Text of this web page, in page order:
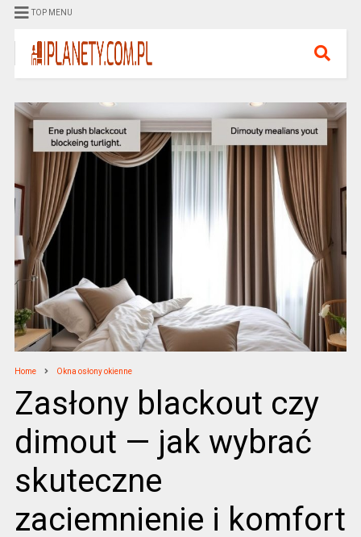
TOP MENU
Home Okna osłony okienne
Zasłony blackout czy
dimout — jak wybrać
skuteczne
zaciemnienie i komfort